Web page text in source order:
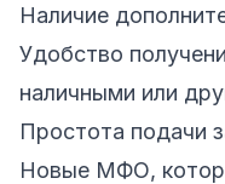
Наличие
Удобство
наличными или
Простота подачи
Новые МФО,